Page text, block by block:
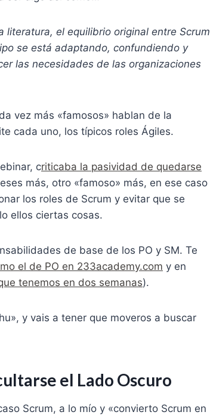
literatura, el equilibrio original entre Scrum
se está adaptando, confundiendo y
las necesidades de las organizaciones
vez más «famosos» hablan de la
cada uno, los típicos roles Ágiles.
criticaba la pasividad de quedarse
más, otro «famoso» más, en ese caso
los roles de Scrum y evitar que se
ellos ciertas cosas.
de base de los PO y SM. Te
el de PO en 233academy.com y en
tenemos en dos semanas).
y vais a tener que moveros a buscar
el Lado Oscuro
Scrum, a lo mío y «convierto Scrum en